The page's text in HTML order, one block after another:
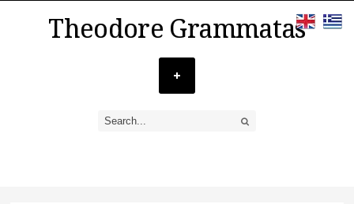
Theodore Grammatas